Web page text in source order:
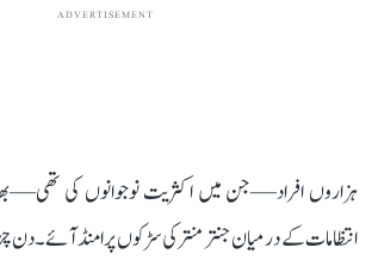
ADVERTISEMENT
ہزاروں افراد—جن میں اکثریت نوجوانوں کی
انتظامات کے درمیان جنتر منتر کی سڑکوں پر امنڈ آئے۔